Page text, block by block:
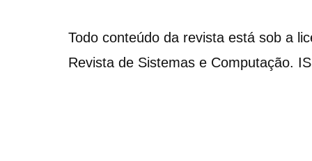
Todo conteúdo da revista está sob a
Revista de Sistemas e Computação.